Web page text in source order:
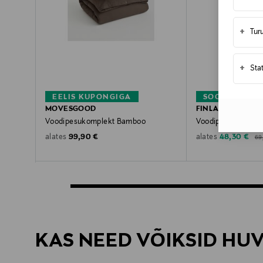
+
+
EELIS KUPONGIGA
MOVESGOOD
Voodipesukomplekt Bamboo
alates Original Price
99,90 €
SOODUSTUS
FINLAYSON
Voodipesukomplekt
alates Discounted
48,30 €
KAS NEED VÕIKSID